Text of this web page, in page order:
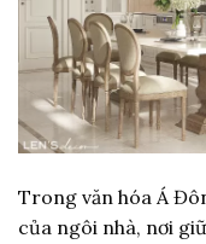
Trong văn hóa Á
của ngôi nhà, nơi